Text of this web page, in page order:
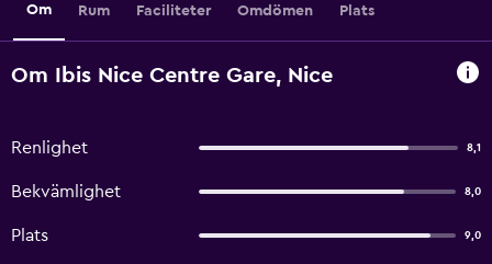
Om Rum Faciliteter Omdömen Plats
Om Ibis Nice Centre Gare, Nice
Renlighet 8,1
Bekvämlighet 8,0
Plats 9,0